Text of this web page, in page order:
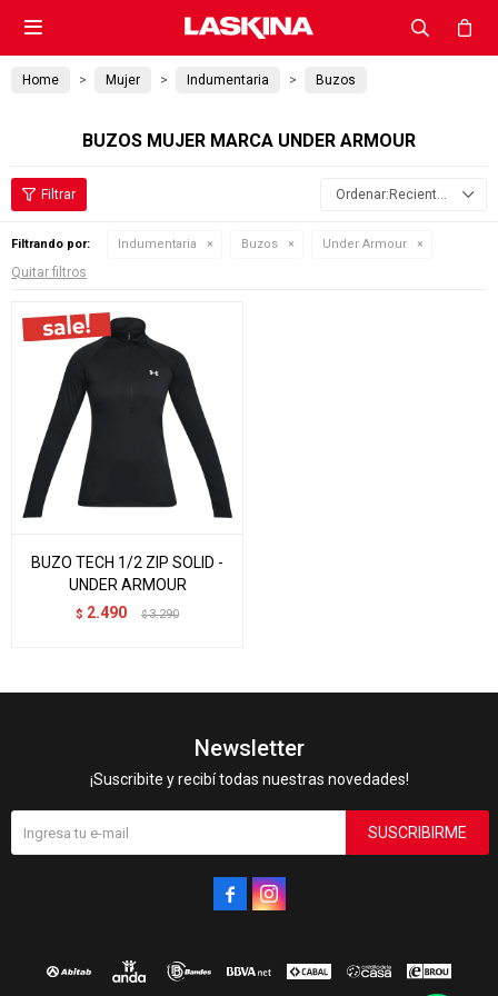

Home Mujer Indumentaria Buzos
BUZOS MUJER MARCA UNDER ARMOUR
Recientes
Filtrando por: Indumentaria Buzos Under Armour
Quitar filtros
BUZO TECH 1/2 ZIP SOLID -
UNDER ARMOUR
$ 2.490 $ 3.290
Newsletter
¡Suscribite y recibí todas nuestras novedades!
SUSCRIBIRME
 